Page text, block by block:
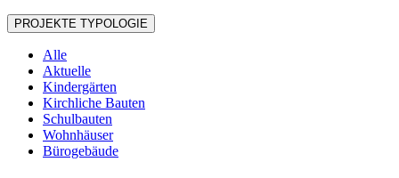
PROJEKTE TYPOLOGIE
Alle
Aktuelle
Kindergärten
Kirchliche Bauten
Schulbauten
Wohnhäuser
Bürogebäude